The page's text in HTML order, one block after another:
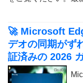
🚀 Microsoft
デオの同期がず
証済みの 2026